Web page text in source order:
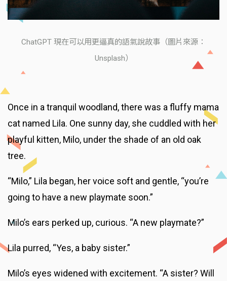
ChatGPT 現在可以用更逼真的語氣說故事（圖片來源：
Unsplash）
Once in a tranquil woodland, there was a fluffy mama
cat named Lila. One sunny day, she cuddled with her
playful kitten, Milo, under the shade of an old oak
tree.
“Milo,” Lila began, her voice soft and gentle, “you’re
going to have a new playmate soon.”
Milo’s ears perked up, curious. “A new playmate?”
Lila purred, “Yes, a baby sister.”
Milo’s eyes widened with excitement. “A sister? Will